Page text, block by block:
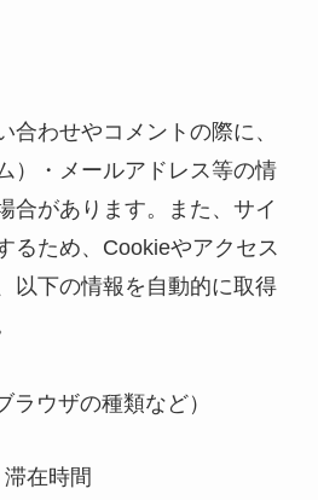
合わせやコメントの際に、
）・メールアドレス等の情
合があります。また、サイ
るため、Cookieやアクセス
以下の情報を自動的に取得
ラウザの種類など）
在時間